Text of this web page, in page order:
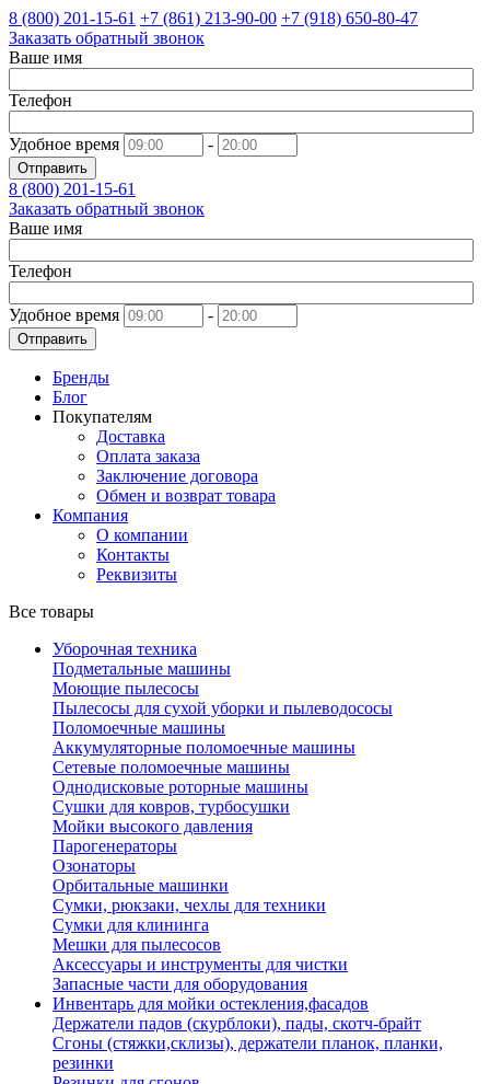
8 (800) 201-15-61 +7 (861) 213-90-00 +7 (918) 650-80-47
Заказать обратный звонок
Ваше имя
Телефон
Удобное время -
Отправить
8 (800) 201-15-61
Заказать обратный звонок
Ваше имя
Телефон
Удобное время -
Отправить
Бренды
Блог
Покупателям
Доставка
Оплата заказа
Заключение договора
Обмен и возврат товара
Компания
О компании
Контакты
Реквизиты
Все товары
Уборочная техника
Подметальные машины
Моющие пылесосы
Пылесосы для сухой уборки и пылеводососы
Поломоечные машины
Аккумуляторные поломоечные машины
Сетевые поломоечные машины
Однодисковые роторные машины
Сушки для ковров, турбосушки
Мойки высокого давления
Парогенераторы
Озонаторы
Орбитальные машинки
Сумки, рюкзаки, чехлы для техники
Сумки для клининга
Мешки для пылесосов
Аксессуары и инструменты для чистки
Запасные части для оборудования
Инвентарь для мойки остекления,фасадов
Держатели падов (скурблоки), пады, скотч-брайт
Сгоны (стяжки,склизы), держатели планок, планки,
резинки